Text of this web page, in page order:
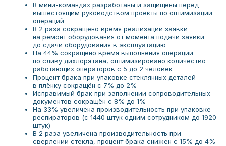
В мини-командах разработаны и защищены перед
вышестоящим руководством проекты по оптимизации
операций
В 2 раза сокращено время реализации заявки
на ремонт оборудования от момента подачи заявки
до сдачи оборудования в эксплуатацию
На 44% сокращено время выполнения операции
по сливу дихлорэтана, оптимизировано количество
работающих операторов с 5 до 2 человек
Процент брака при упаковке стеклянных деталей
в плёнку сокращён с 7% до 2%
Исправимый брак при заполнении сопроводительных
документов сокращён с 8% до 1%
На 33% увеличена производительность при упаковке
респираторов (с 1440 штук одним сотрудником до 1920
штук)
В 2 раза увеличена производительность при
сверлении стекла, процент брака снижен с 15% до 4%
ОСТАЛИСЬ ВОПРОСЫ?
Оставьте свои контактные данные, и наши
консультанты свяжутся с вами для
обсуждения вашего вопроса
+7